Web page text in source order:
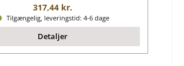
Almindelig pris:
317,44 kr.
Tilgængelig, leveringstid: 4-6 dage
Detaljer